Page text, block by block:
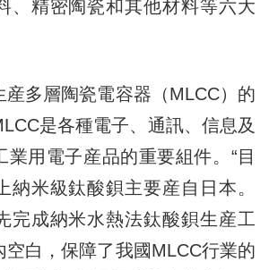
、精密陶瓷和其他材料等六大
多層陶瓷電容器（MLCC）的
是各種電子、通訊、信息及
業用電子産品的重要組件。“目
納米級鈦酸鋇主要産自日本。
完成納米水熱法鈦酸鋇生産工
空白，保障了我國MLCC行業的